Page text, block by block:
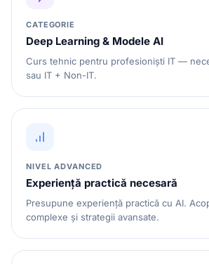
CATEGORIE
Deep Learning & Modele AI
Curs tehnic pentru profesioniști IT —
sau IT + Non-IT.
NIVEL ADVANCED
Experiență practică necesară
Presupune experiență practică cu AI.
complexe și strategii avansate.